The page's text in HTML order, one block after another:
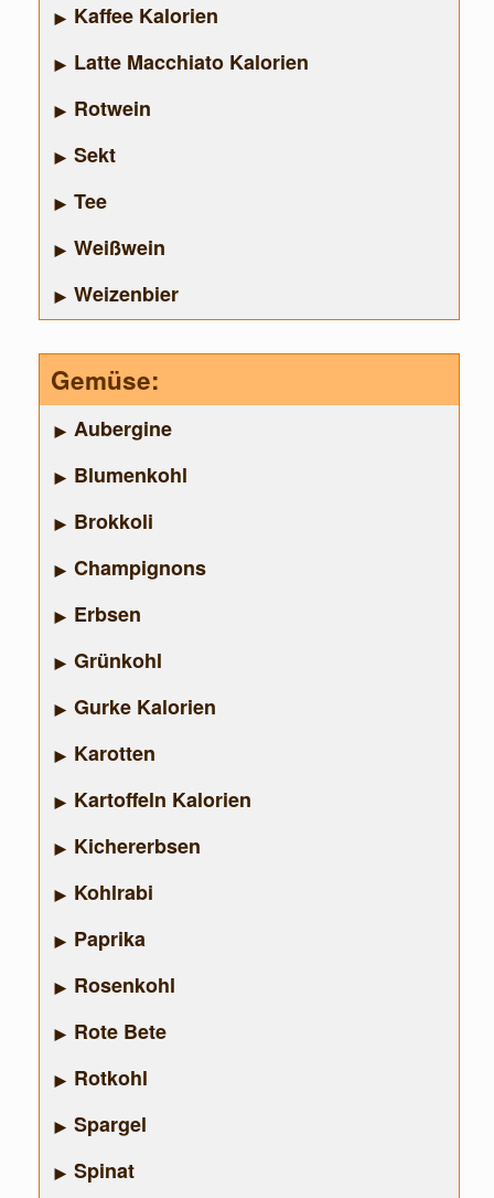
Kaffee Kalorien
Latte Macchiato Kalorien
Rotwein
Sekt
Tee
Weißwein
Weizenbier
Gemüse:
Aubergine
Blumenkohl
Brokkoli
Champignons
Erbsen
Grünkohl
Gurke Kalorien
Karotten
Kartoffeln Kalorien
Kichererbsen
Kohlrabi
Paprika
Rosenkohl
Rote Bete
Rotkohl
Spargel
Spinat